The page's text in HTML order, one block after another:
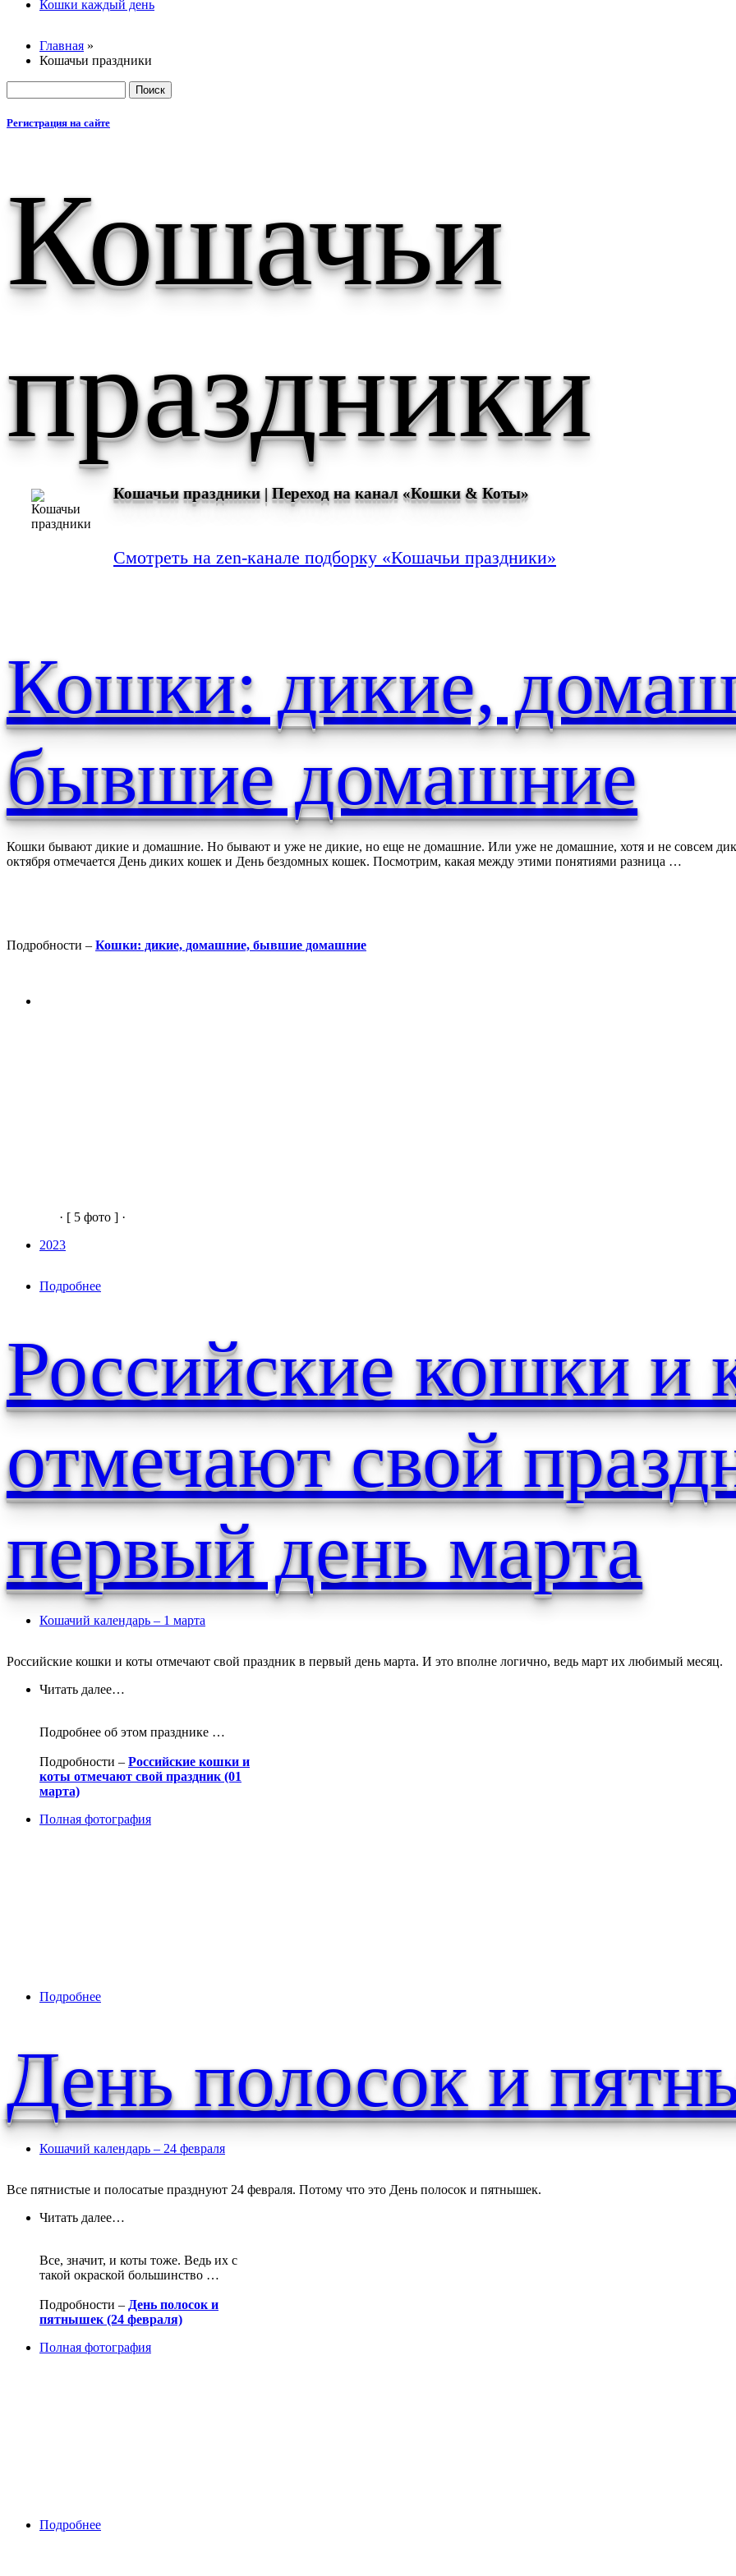
Кошки каждый день
Вы здесь
Главная »
Кошачьи праздники
Форма поиска
Регистрация на сайте
Кошачьи
праздники
Кошачьи праздники | Переход на канал «Кошки & Коты»
Смотреть на zen-канале подборку «Кошачьи праздники»
Кошки: дикие,
бывшие домашние
Кошки бывают дикие и домашние. Но бывают и уже не дикие, но еще не домашние. Или уже не домашние, хотя и не совсем
октября отмечается День диких кошек и День бездомных кошек. Посмотрим, какая между этими понятиями разница …
Подробности – Кошки: дикие, домашние, бывшие домашние
· [ 5 фото ] ·
2023
Подробнее
Российские кошки и
отмечают свой
первый день марта
Кошачий календарь – 1 марта
Российские кошки и коты отмечают свой праздник в первый день марта. И это вполне логично, ведь март их любимый месяц.
Читать далее…
Подробнее об этом празднике …
Подробности – Российские кошки и
коты отмечают свой праздник (01
марта)
Полная фотография
Подробнее
День полосок и
Кошачий календарь – 24 февраля
Все пятнистые и полосатые празднуют 24 февраля. Потому что это День полосок и пятнышек.
Читать далее…
Все, значит, и коты тоже. Ведь их с
такой окраской большинство …
Подробности – День полосок и
пятнышек (24 февраля)
Полная фотография
Подробнее